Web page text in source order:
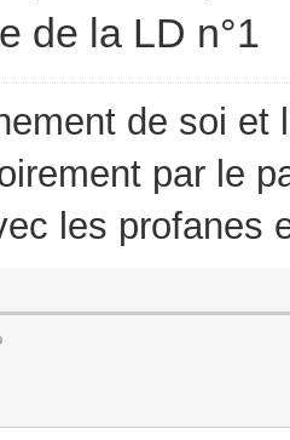
de la LD n°1
de soi
par le
les profanes